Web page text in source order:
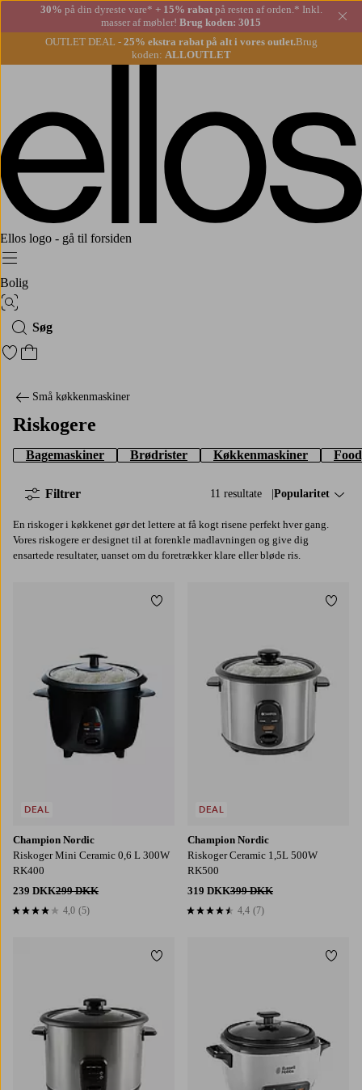
30% på din dyreste vare* + 15% rabatpå resten af orden.* Inkl.
masser af møbler! Brug koden: 3015
OUTLET DEAL - 25% ekstra rabat på alt i vores outlet.Brug
koden: ALLOUTLET
Ellos logo - gå til forsiden
Menu
Bolig
Billedsøgning
Søg
Gå til favoritmarkerede produkter
Gå til indkøbskurven
Små køkkenmaskiner
Riskogere
Bagemaskiner Brødrister Køkkenmaskiner
11 resultate Sorter efter:
Popularitet
Filtrer
En riskoger i køkkenet gør det lettere at få kogt risene perfekt hver gang.
Vores riskogere er designet til at forenkle madlavningen og give dig
ensartede resultater, uanset om du foretrækker klare eller bløde ris.
Champion Nordic
Riskoger Mini Ceramic 0,6 L 300W
RK400
239 DKK299 DKK
4,0 baseret på 5 bedømmelser
4,0 (5)
DEAL
Tilføj til favoritter
Champion Nordic
Riskoger Ceramic 1,5L 500W
RK500
319 DKK399 DKK
4,4 baseret på 7 bedømmelser
4,4 (7)
DEAL
Tilføj til favoritter